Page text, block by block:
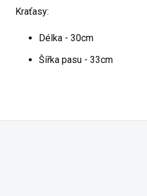
Kraťasy:
Délka - 30cm
Šířka pasu - 33cm